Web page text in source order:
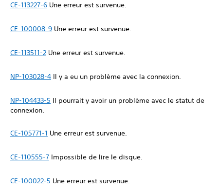
CE-113227-6 Une erreur est survenue.
CE-100008-9 Une erreur est survenue.
CE-113511-2 Une erreur est survenue.
NP-103028-4 Il y a eu un problème avec la connexion.
NP-104433-5 Il pourrait y avoir un problème avec le statut de
connexion.
CE-105771-1 Une erreur est survenue.
CE-110555-7 Impossible de lire le disque.
CE-100022-5 Une erreur est survenue.